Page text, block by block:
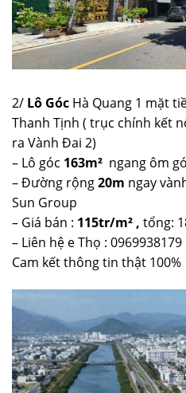
2/ Lô Góc Hà Quang 1 mặt
Thanh Tịnh ( trục chính kết
ra Vành Đai 2)
– Lô góc 163m² ngang ôm
– Đường rộng20m ngay
Sun Group
– Giá bán : 115tr/m² , tổng:
– Liên hệ e Thọ : 0969938179
Cam kết thông tin thật 100%